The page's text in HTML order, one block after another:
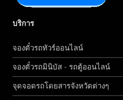
บริการ
จองตั๋วรถทัวร์ออนไลน์
จองตั๋วรถมินิบัส - รถตู้ออนไลน์
จุดจอดรถโดยสารจังหวัดต่างๆ